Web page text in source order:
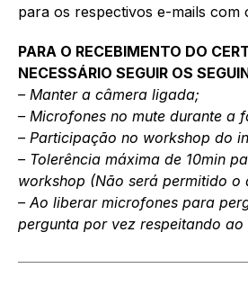
para os respectivos e-mails com
PARA O RECEBIMENTO DO
NECESSÁRIO SEGUIR OS
– Manter a câmera ligada;
– Microfones no mute durante a
– Participação no workshop do
– Tolerência máxima de 10min
workshop (Não será permitido o
– Ao liberar microfones para
pergunta por vez respeitando ao